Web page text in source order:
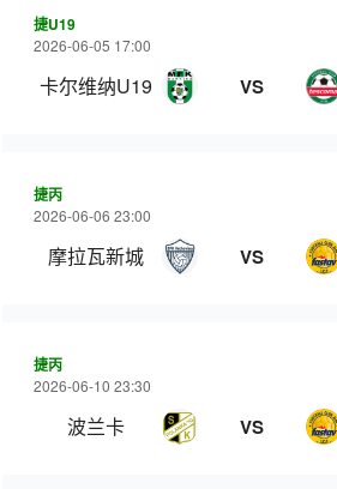
捷U19
2026-06-05 17:00
卡尔维纳U19 VS
捷丙
2026-06-06 23:00
摩拉瓦新城 VS
捷丙
2026-06-10 23:30
波兰卡 VS